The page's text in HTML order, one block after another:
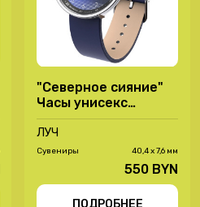
"Северное сияние"
Часы унисекс
Обратный ход 2.0 -
72080004
ЛУЧ
Сувениры 40,4 х 7,6 мм
550 BYN
ПОДРОБНЕЕ